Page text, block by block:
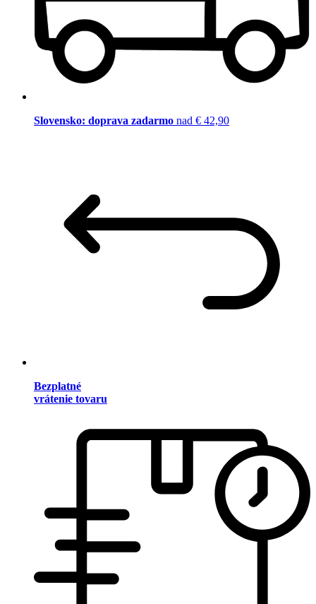
Slovensko: doprava zadarmo nad € 42,90
Bezplatné
vrátenie tovaru